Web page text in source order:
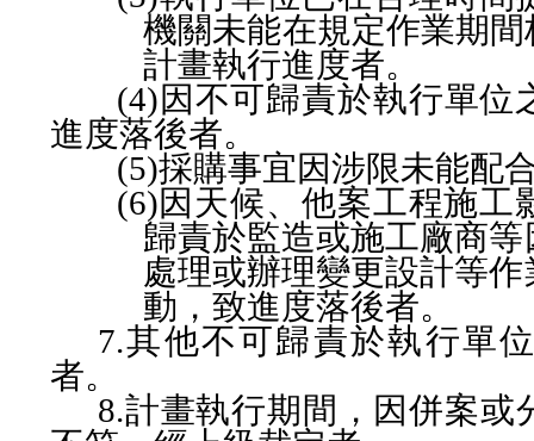
機關未能在規定作業期
計畫執行進度者。
(4)因不可歸責於執行單位
進度落後者。
(5)採購事宜因涉限未能配
(6)因天候、他案工程施工
歸責於監造或施工廠商
處理或辦理變更設計等
動，致進度落後者。
7.其他不可歸責於執行單
者。
8.計畫執行期間，因併案或